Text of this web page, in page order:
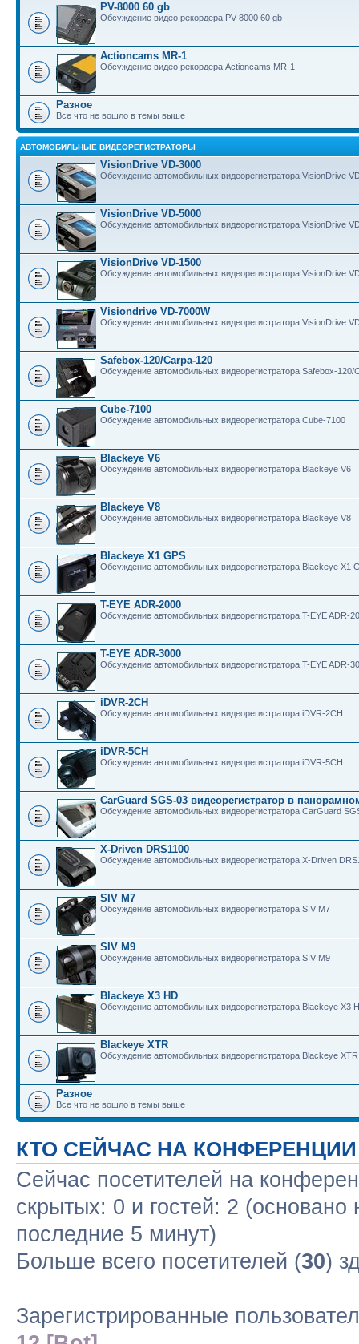
PV-8000 60 gb
Обсуждение видео рекордера PV-8000 60 gb
Actioncams MR-1
Обсуждение видео рекордера Actioncams MR-1
Разное
Все что не вошло в темы выше
АВТОМОБИЛЬНЫЕ ВИДЕОРЕГИСТРАТОРЫ
VisionDrive VD-3000
Обсуждение автомобильных видеорегистратора VisionDrive
VisionDrive VD-5000
Обсуждение автомобильных видеорегистратора VisionDrive
VisionDrive VD-1500
Обсуждение автомобильных видеорегистратора VisionDrive
Visiondrive VD-7000W
Обсуждение автомобильных видеорегистратора VisionDrive
Safebox-120/Carpa-120
Обсуждение автомобильных видеорегистратора Safebox-120/
Cube-7100
Обсуждение автомобильных видеорегистратора Cube-7100
Blackeye V6
Обсуждение автомобильных видеорегистратора Blackeye V6
Blackeye V8
Обсуждение автомобильных видеорегистратора Blackeye V8
Blackeye X1 GPS
Обсуждение автомобильных видеорегистратора Blackeye X1
T-EYE ADR-2000
Обсуждение автомобильных видеорегистратора T-EYE ADR-
T-EYE ADR-3000
Обсуждение автомобильных видеорегистратора T-EYE ADR-
iDVR-2CH
Обсуждение автомобильных видеорегистратора iDVR-2CH
iDVR-5CH
Обсуждение автомобильных видеорегистратора iDVR-5CH
CarGuard SGS-03 видеорегистратор в
Обсуждение автомобильных видеорегистратора CarGuard
X-Driven DRS1100
Обсуждение автомобильных видеорегистратора X-Driven
SIV M7
Обсуждение автомобильных видеорегистратора SIV M7
SIV M9
Обсуждение автомобильных видеорегистратора SIV M9
Blackeye X3 HD
Обсуждение автомобильных видеорегистратора Blackeye X3
Blackeye XTR
Обсуждение автомобильных видеорегистратора Blackeye XTR
Разное
Все что не вошло в темы выше
КТО СЕЙЧАС НА КОНФЕРЕНЦИИ
Сейчас посетителей на
скрытых: 0 и гостей: 2 (основано
последние 5 минут)
Больше всего посетителей (30)
Зарегистрированные